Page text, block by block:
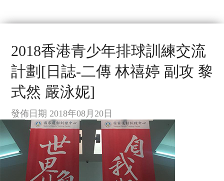
2018香港青少年排球訓練交流
計劃[日誌-二傳 林禧婷 副攻 黎
式然 嚴泳妮]
發佈日期 2018年08月20日